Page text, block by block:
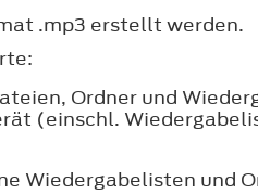
.mp3 erstellt werden.
Ordner und
(einschl.
Wiedergabelisten und